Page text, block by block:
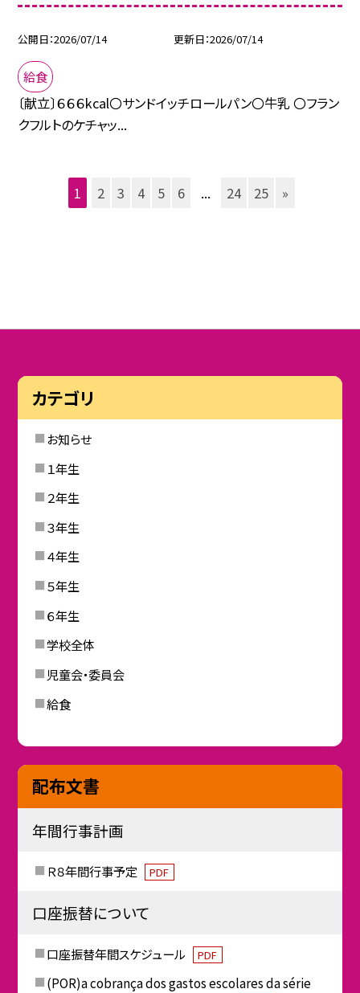
公開日 2026/07/14 更新日 2026/07/14
給食
〔献立〕６６６kcal〇サンドイッチロールパン〇牛乳 〇フラン
クフルトのケチャッ...
1 2 3 4 5 6 ... 24 25 »
カテゴリ
お知らせ
１年生
２年生
３年生
４年生
５年生
６年生
学校全体
児童会・委員会
給食
配布文書
年間行事計画
Ｒ８年間行事予定 PDF
口座振替について
口座振替年間スケジュール PDF
(POR)a cobrança dos gastos escolares da série